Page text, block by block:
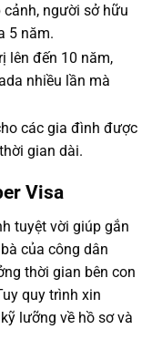
cảnh, người sở hữu
5 năm.
lên đến 10 năm,
nhiều lần mà
các gia đình được
gian dài.
Visa
tuyệt vời giúp gắn
của công dân
thời gian bên con
quy trình xin
lưỡng về hồ sơ và